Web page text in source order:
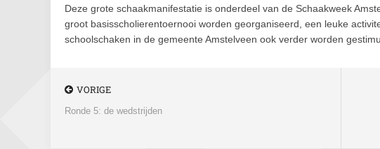
Deze grote schaakmanifestatie is onderdeel van de Schaakweek
groot basisscholierentoernooi worden georganiseerd, een leuke
schoolschaken in de gemeente Amstelveen ook verder worden
VORIGE
Ronde 5: de wedstrijden